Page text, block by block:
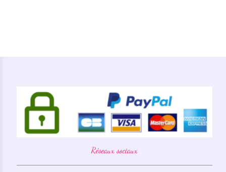
Réseaux sociaux